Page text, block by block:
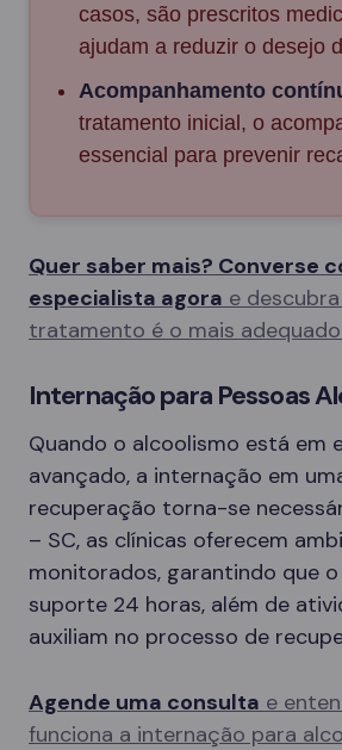
casos, são prescritos
ajudam a reduzir o desejo
Acompanhamento
tratamento inicial, o
essencial para prevenir
Quer saber mais? Converse
especialista agora e
tratamento é o mais
Internação para Pessoas
Quando o alcoolismo está em
avançado, a internação em
recuperação torna-se
– SC, as clínicas oferecem
monitorados, garantindo que
suporte 24 horas, além de
auxiliam no processo de
Agende uma consulta e
funciona a internação para